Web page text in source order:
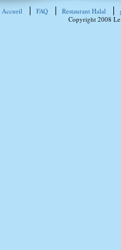
Accueil FAQ Restaurant Halal
Copyright 2008